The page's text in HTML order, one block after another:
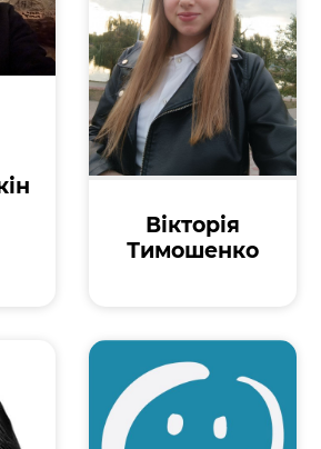
Вікторія
Тимошенко